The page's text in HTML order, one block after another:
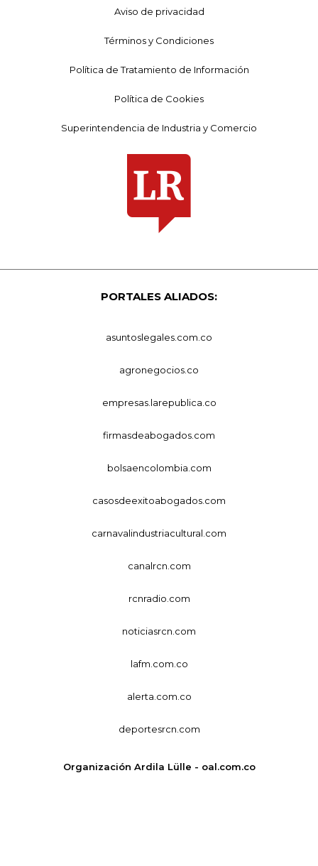
Aviso de privacidad
Términos y Condiciones
Política de Tratamiento de Información
Política de Cookies
Superintendencia de Industria y Comercio
PORTALES ALIADOS:
asuntoslegales.com.co
agronegocios.co
empresas.larepublica.co
firmasdeabogados.com
bolsaencolombia.com
casosdeexitoabogados.com
carnavalindustriacultural.com
canalrcn.com
rcnradio.com
noticiasrcn.com
lafm.com.co
alerta.com.co
deportesrcn.com
Organización Ardila Lülle - oal.com.co